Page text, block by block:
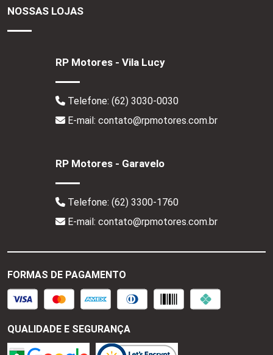
NOSSAS LOJAS
RP Motores - Vila Lucy
Telefone: (62) 3030-0030
E-mail: contato@rpmotores.com.br
RP Motores - Garavelo
Telefone: (62) 3300-1760
E-mail: contato@rpmotores.com.br
FORMAS DE PAGAMENTO
QUALIDADE E SEGURANÇA